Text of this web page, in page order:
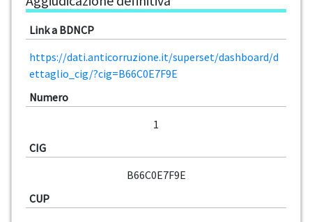
Link a BDNCP
https://dati.anticorruzione.it/superset/dashboard/d
ettaglio_cig/?cig=B66C0E7F9E
Numero
1
CIG
B66C0E7F9E
CUP